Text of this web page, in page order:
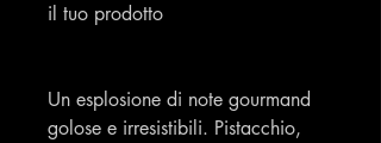
il tuo prodotto
Un esplosione di note gourmand
golose e irresistibili. Pistacchio,